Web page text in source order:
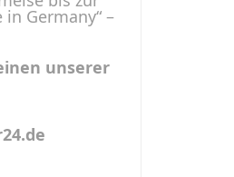
Germany“ –
unserer